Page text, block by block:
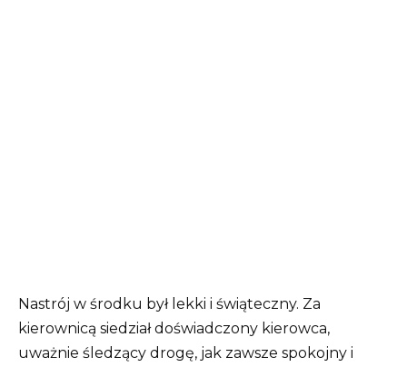
Nastrój w środku był lekki i świąteczny. Za
kierownicą siedział doświadczony kierowca,
uważnie śledzący drogę, jak zawsze spokojny i